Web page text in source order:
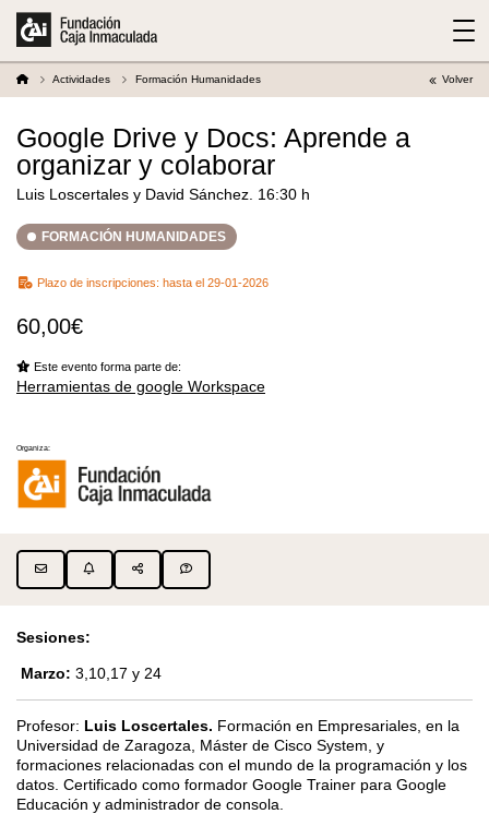
Actividades Formación Humanidades Volver
Google Drive y Docs: Aprende a
organizar y colaborar
Luis Loscertales y David Sánchez. 16:30 h
FORMACIÓN HUMANIDADES
Plazo de inscripciones: hasta el 29-01-2026
60,00€
Este evento forma parte de:
Herramientas de google Workspace
Organiza:
Sesiones:
Marzo: 3,10,17 y 24
Profesor: Luis Loscertales. Formación en Empresariales, en la
Universidad de Zaragoza, Máster de Cisco System, y
formaciones relacionadas con el mundo de la programación y los
datos. Certificado como formador Google Trainer para Google
Educación y administrador de consola.